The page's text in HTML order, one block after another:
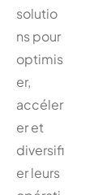
solutio
ns pour
optimis
er,
accéler
er et
diversifi
er leurs